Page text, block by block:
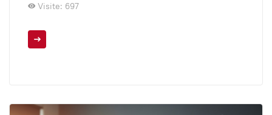
Visite: 697